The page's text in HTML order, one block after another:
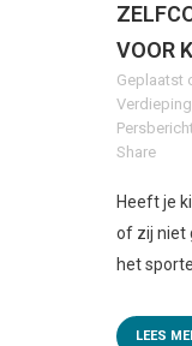
VOOR
Geplaatst
Verdieping
Persbericht
Share
Heeft je
of zij niet
het
LEES